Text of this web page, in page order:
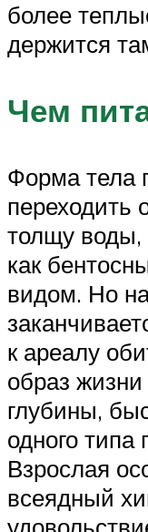
более
держится
Чем
Форма тела
переходить
толщу воды,
как
видом. Но
к ареалу
образ
глубины,
одного типа
Взрослая
всеядный